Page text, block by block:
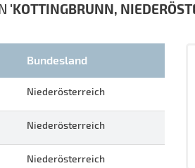
'KOTTINGBRUNN,
Bundesland
Niederösterreich
Niederösterreich
Niederösterreich